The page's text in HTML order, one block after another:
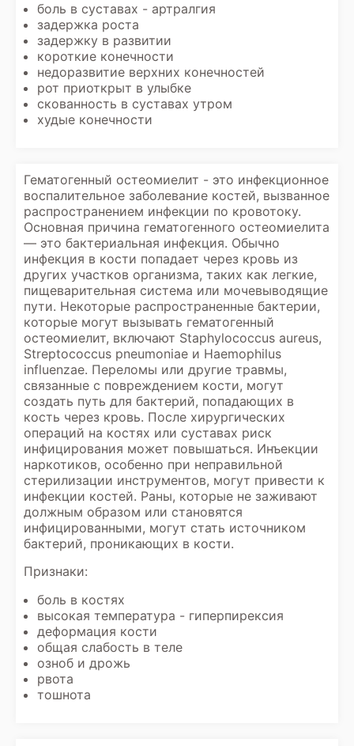
боль в суставах - артралгия
задержка роста
задержку в развитии
короткие конечности
недоразвитие верхних конечностей
рот приоткрыт в улыбке
скованность в суставах утром
худые конечности
Гематогенный остеомиелит - это инфекционное
воспалительное заболевание костей, вызванное
распространением инфекции по кровотоку.
Основная причина гематогенного остеомиелита
— это бактериальная инфекция. Обычно
инфекция в кости попадает через кровь из
других участков организма, таких как легкие,
пищеварительная система или мочевыводящие
пути. Некоторые распространенные бактерии,
которые могут вызывать гематогенный
остеомиелит, включают Staphylococcus aureus,
Streptococcus pneumoniae и Haemophilus
influenzae. Переломы или другие травмы,
связанные с повреждением кости, могут
создать путь для бактерий, попадающих в
кость через кровь. После хирургических
операций на костях или суставах риск
инфицирования может повышаться. Инъекции
наркотиков, особенно при неправильной
стерилизации инструментов, могут привести к
инфекции костей. Раны, которые не заживают
должным образом или становятся
инфицированными, могут стать источником
бактерий, проникающих в кости.
Признаки:
боль в костях
высокая температура - гиперпирексия
деформация кости
общая слабость в теле
озноб и дрожь
рвота
тошнота